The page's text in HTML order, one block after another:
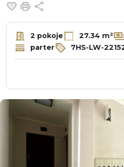
Dodaj do ulubionych
Drukuj
2 pokoje 27.34 m²
parter 7HS-LW-